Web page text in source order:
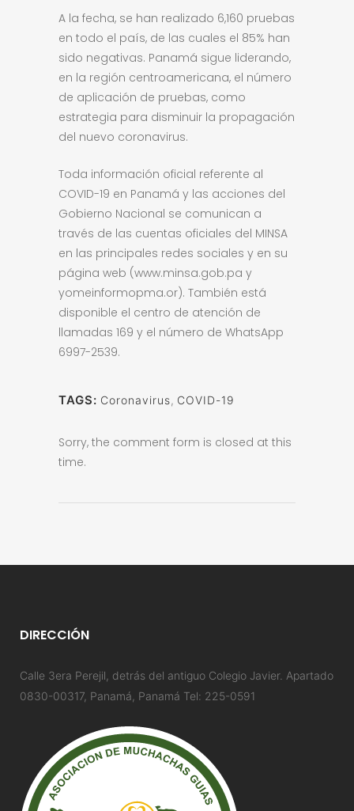
A la fecha, se han realizado 6,160 pruebas
en todo el país, de las cuales el 85% han
sido negativas. Panamá sigue liderando,
en la región centroamericana, el número
de aplicación de pruebas, como
estrategia para disminuir la propagación
del nuevo coronavirus.
Toda información oficial referente al
COVID-19 en Panamá y las acciones del
Gobierno Nacional se comunican a
través de las cuentas oficiales del MINSA
en las principales redes sociales y en su
página web (www.minsa.gob.pa y
yomeinformopma.or). También está
disponible el centro de atención de
llamadas 169 y el número de WhatsApp
6997-2539.
TAGS: Coronavirus, COVID-19
Sorry, the comment form is closed at this
time.
DIRECCIÓN
Calle 3era Perejil, detrás del antiguo Colegio Javier. Apartado
0830-00317, Panamá, Panamá Tel: 225-0591